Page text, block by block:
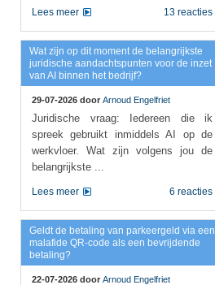
13 reacties
Lees meer
Wat zijn op dit moment de belangrijkste
juridische aandachtspunten voor de inzet
van AI binnen het bedrijf?
29-07-2026 door Arnoud Engelfriet
Juridische vraag: Iedereen die ik
spreek gebruikt inmiddels AI op de
werkvloer. Wat zijn volgens jou de
belangrijkste ...
6 reacties
Lees meer
Geldt de betaling van parkeergeld via een
malafide QR-code als een bevrijdende
betaling?
22-07-2026 door Arnoud Engelfriet